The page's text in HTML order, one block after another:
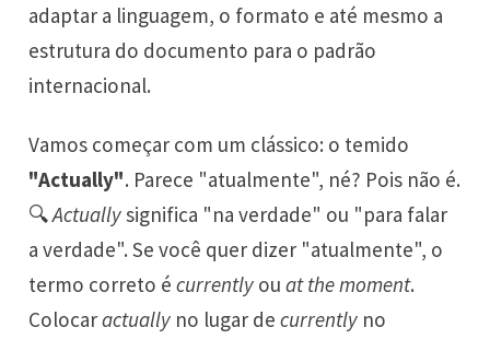
adaptar a linguagem, o formato e até mesmo a
estrutura do documento para o padrão
internacional.
Vamos começar com um clássico: o temido
"Actually". Parece "atualmente", né? Pois não é.
🔍Actuallysignifica "na verdade" ou "para falar
a verdade". Se você quer dizer "atualmente", o
termo correto écurrently ouat the moment.
Colocaractually no lugar decurrently no